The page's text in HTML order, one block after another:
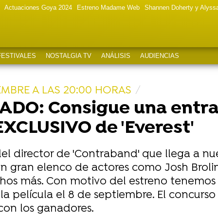
Actuaciones Goya 2024 Estreno Madame Web Shannen Doherty y
NOSTALGIA TV ANÁLISIS AUDIENCIAS
A LAS 20:00 HORAS
Consigue una
de 'Everest'
director de 'Contraband' que llega a
gran elenco de actores como Josh
más. Con motivo del estreno
película el 8 de septiembre. El
los ganadores.